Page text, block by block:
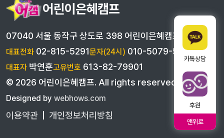
카톡상담
후원
맨위로
어린이은혜캠프
07040 서울 동작구 상도로 398 어린이은혜캠프
대표전화 02-815-5291문자(24시) 010-5079-5291
대표자 박연훈고유번호 613-82-79901
© 2026 어린이은혜캠프. All rights reserved
Designed by webhows.com
이용약관 개인정보처리방침